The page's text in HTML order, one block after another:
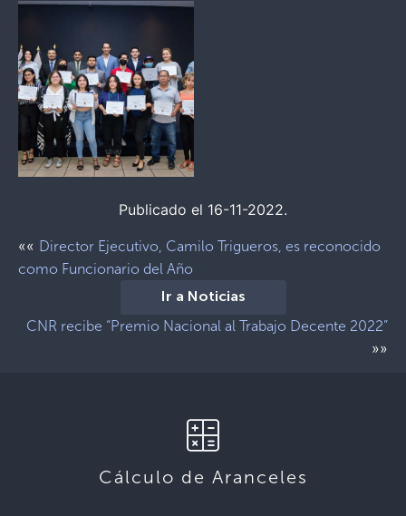
Publicado el 16-11-2022.
«« Director Ejecutivo, Camilo Trigueros, es reconocido
como Funcionario del Año
Ir a Noticias
CNR recibe “Premio Nacional al Trabajo Decente 2022”
»»
Cálculo de Aranceles